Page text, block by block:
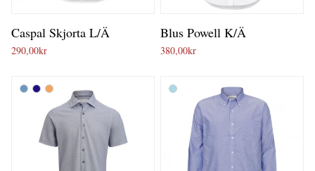
Caspal Skjorta L/Ä
290,00kr
Blus Powell K/Ä
380,00kr